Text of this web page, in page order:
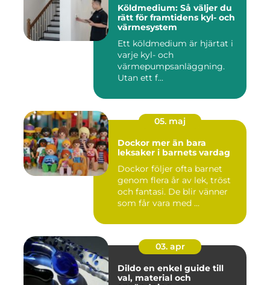
Köldmedium: Så väljer du
rätt för framtidens kyl- och
värmesystem
Ett köldmedium är hjärtat i
varje kyl- och
värmepumpsanläggning.
Utan ett f...
05. maj
Dockor mer än bara
leksaker i barnets vardag
Dockor följer ofta barnet
genom flera år av lek, tröst
och fantasi. De blir vänner
som får vara med ...
03. apr
Dildo en enkel guide till
val, material och